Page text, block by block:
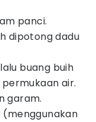
panci.
dipotong dadu
buang buih
air.
garam.
(menggunakan